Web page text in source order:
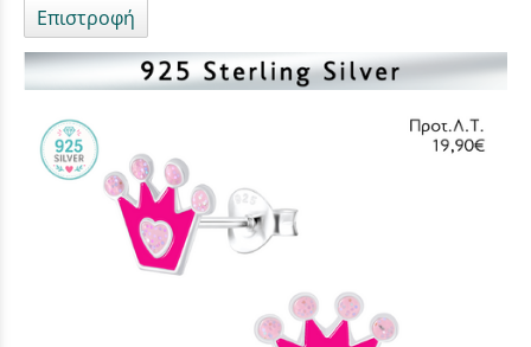
Επιστροφή